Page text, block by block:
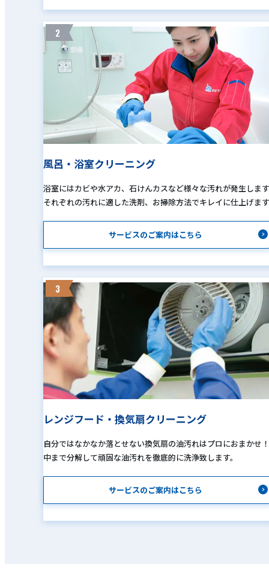
2
風呂・浴室クリーニング
浴室にはカビや水アカ、石けんカスなど様々な汚れが発生しま
それぞれの汚れに適した洗剤、お掃除方法でキレイに仕上げま
サービスのご案内はこちら
3
レンジフード・換気扇クリーニング
自分ではなかなか落とせない換気扇の油汚れはプロにおまかせ！
中まで分解して頑固な油汚れを徹底的に洗浄致します。
サービスのご案内はこちら